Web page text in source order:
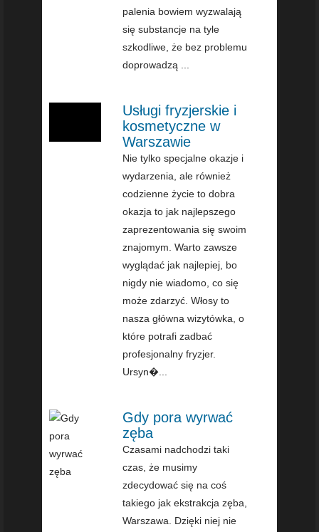
palenia bowiem wyzwalają
się substancje na tyle
szkodliwe, że bez problemu
doprowadzą ...
Usługi fryzjerskie i
kosmetyczne w
Warszawie
Nie tylko specjalne okazje i
wydarzenia, ale również
codzienne życie to dobra
okazja to jak najlepszego
zaprezentowania się swoim
znajomym. Warto zawsze
wyglądać jak najlepiej, bo
nigdy nie wiadomo, co się
może zdarzyć. Włosy to
nasza główna wizytówka, o
które potrafi zadbać
profesjonalny fryzjer.
Ursyn�...
Gdy pora wyrwać
zęba
Czasami nadchodzi taki
czas, że musimy
zdecydować się na coś
takiego jak ekstrakcja zęba,
Warszawa. Dzięki niej nie